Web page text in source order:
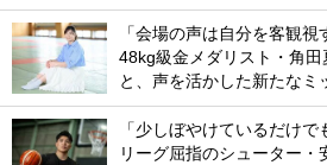
「会場の声は自分を客観
48kg級金メダリスト・角
と、声を活かした新たなミ
「少しぼやけているだけ
リーグ屈指のシューター・